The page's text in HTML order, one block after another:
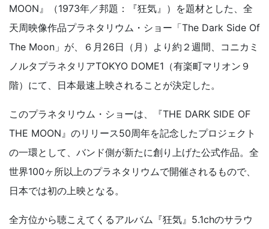
MOON』（1973年／邦題：『狂気』）を題材とした、全
天周映像作品プラネタリウム・ショー「The Dark Side Of
The Moon」が、６月26日（月）より約２週間、コニカミ
ノルタプラネタリアTOKYO DOME1（有楽町マリオン９
階）にて、日本最速上映されることが決定した。
このプラネタリウム・ショーは、『THE DARK SIDE OF
THE MOON』のリリース50周年を記念したプロジェクト
の一環として、バンド側が新たに創り上げた公式作品。全
世界100ヶ所以上のプラネタリウムで開催されるもので、
日本では初の上映となる。
全方位から聴こえてくるアルバム『狂気』5.1chのサラウ